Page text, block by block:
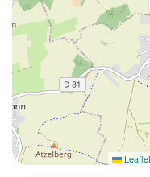
Leaflet